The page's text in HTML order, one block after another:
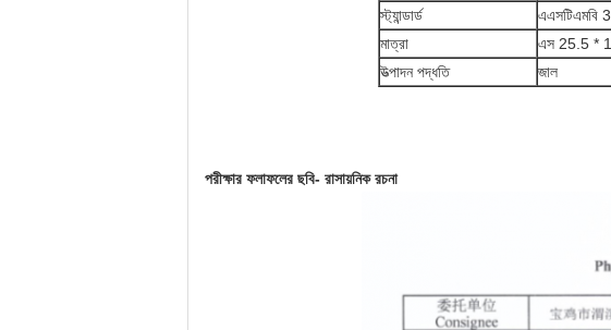
স্ট্যান্ডার্ড
এএসটিএমবি
মাত্রা
এস 25.5 *
উত্পাদন পদ্ধতি
জাল
পরীক্ষার ফলাফলের ছবি- রাসায়নিক রচনা